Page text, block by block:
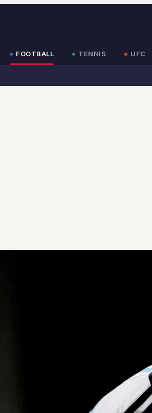
FOOTBALL TENNIS UFC